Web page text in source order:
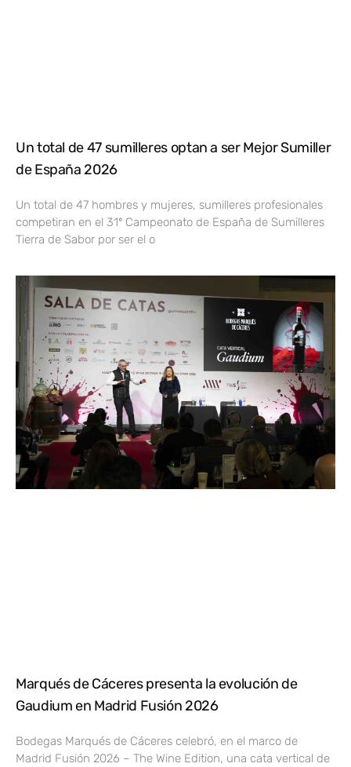
Un total de 47 sumilleres optan a ser Mejor Sumiller
de España 2026
Un total de 47 hombres y mujeres, sumilleres profesionales
competiran en el 31º Campeonato de España de Sumilleres
Tierra de Sabor por ser el o
Marqués de Cáceres presenta la evolución de
Gaudium en Madrid Fusión 2026
Bodegas Marqués de Cáceres celebró, en el marco de
Madrid Fusión 2026 – The Wine Edition, una cata vertical de